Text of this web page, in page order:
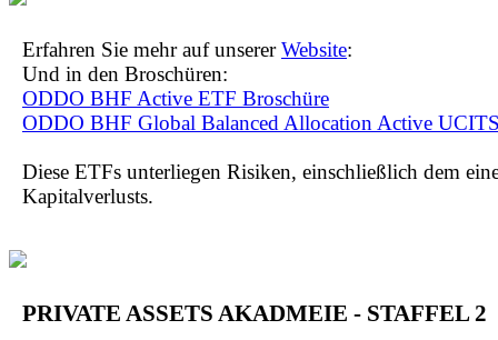
Erfahren Sie mehr auf unsererWebsite:
Und in den Broschüren:
ODDO BHF Active ETF Broschüre
ODDO BHF Global Balanced Allocation Active
Diese ETFs unterliegen Risiken, einschließlich dem
Kapitalverlusts.
PRIVATE ASSETS AKADMEIE - STAFFEL 2